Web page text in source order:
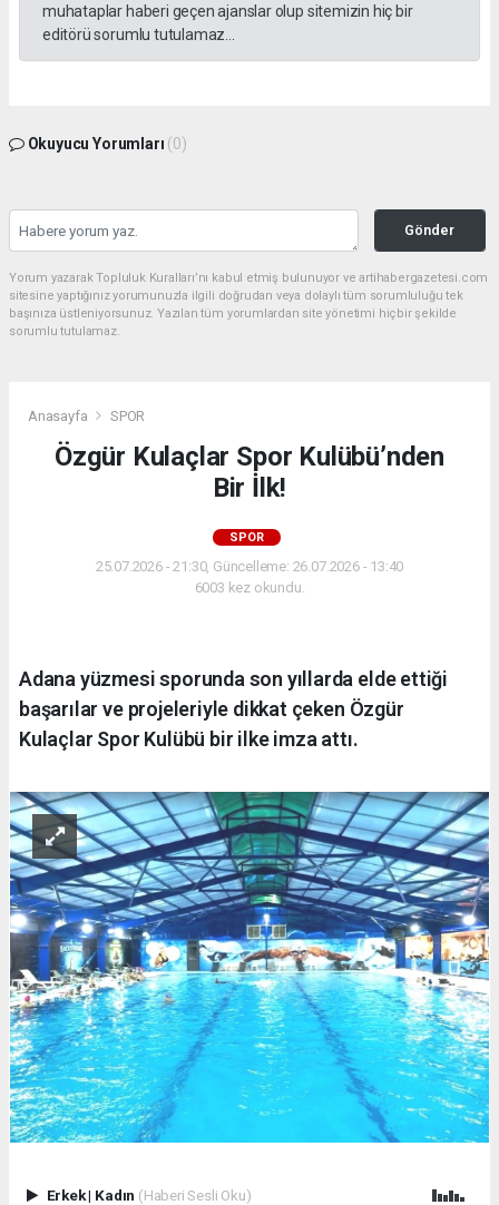
muhataplar haberi geçen ajanslar olup sitemizin hiç bir
editörü sorumlu tutulamaz...
Okuyucu Yorumları (0)
Gönder
Yorum yazarak Topluluk Kuralları’nı kabul etmiş bulunuyor ve artihabergazetesi.com
sitesine yaptığınız yorumunuzla ilgili doğrudan veya dolaylı tüm sorumluluğu tek
başınıza üstleniyorsunuz. Yazılan tüm yorumlardan site yönetimi hiçbir şekilde
sorumlu tutulamaz.
Anasayfa SPOR
Özgür Kulaçlar Spor Kulübü’nden
Bir İlk!
SPOR
25.07.2026 - 21:30, Güncelleme: 26.07.2026 - 13:40
6003 kez okundu.
Adana yüzmesi sporunda son yıllarda elde ettiği
başarılar ve projeleriyle dikkat çeken Özgür
Kulaçlar Spor Kulübü bir ilke imza attı.
Erkek| Kadın (Haberi Sesli Oku)